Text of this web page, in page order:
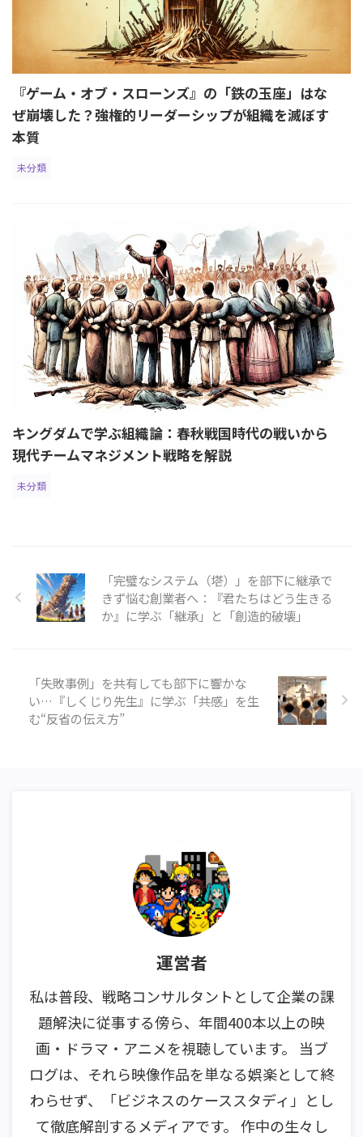
『ゲーム・オブ・スローンズ』の「鉄の玉座」はな
ぜ崩壊した？強権的リーダーシップが組織を滅ぼす
本質
未分類
キングダムで学ぶ組織論：春秋戦国時代の戦いから
現代チームマネジメント戦略を解説
未分類
「完璧なシステム（塔）」を部下に継承で
きず悩む創業者へ：『君たちはどう生きる
か』に学ぶ「継承」と「創造的破壊」
「失敗事例」を共有しても部下に響かな
い…『しくじり先生』に学ぶ「共感」を生
む“反省の伝え方”
運営者
私は普段、戦略コンサルタントとして企業の課
題解決に従事する傍ら、年間400本以上の映
画・ドラマ・アニメを視聴しています。 当ブ
ログは、それら映像作品を単なる娯楽として終
わらせず、「ビジネスのケーススタディ」とし
て徹底解剖するメディアです。 作中の生々し